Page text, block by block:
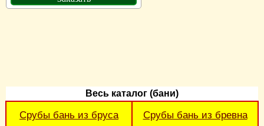
Весь каталог (бани)
Срубы бань из бруса Срубы бань из бревна